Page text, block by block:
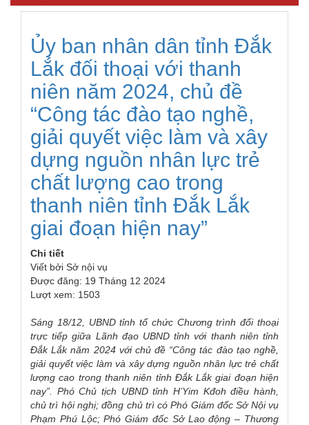
Ủy ban nhân dân tỉnh Đắk
Lắk đối thoại với thanh
niên năm 2024, chủ đề
“Công tác đào tạo nghề,
giải quyết việc làm và xây
dựng nguồn nhân lực trẻ
chất lượng cao trong
thanh niên tỉnh Đắk Lắk
giai đoạn hiện nay”
Chi tiết
Viết bởi Sở nội vụ
Được đăng: 19 Tháng 12 2024
Lượt xem: 1503
Sáng 18/12, UBND tỉnh tổ chức Chương trình đối thoại
trực tiếp giữa Lãnh đạo UBND tỉnh với thanh niên tỉnh
Đắk Lắk năm 2024 với chủ đề “Công tác đào tạo nghề,
giải quyết việc làm và xây dựng nguồn nhân lực trẻ chất
lượng cao trong thanh niên tỉnh Đắk Lắk giai đoạn hiện
nay”. Phó Chủ tịch UBND tỉnh H’Yim Kđoh điều hành,
chủ trì hội nghị; đồng chủ trì có Phó Giám đốc Sở Nội vụ
Phạm Phú Lộc; Phó Giám đốc Sở Lao động – Thương